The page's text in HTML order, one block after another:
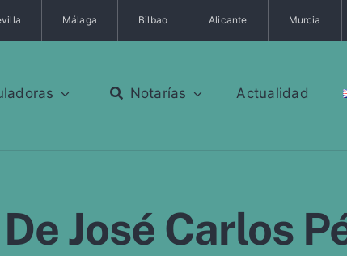
Málaga Bilbao Alicante Murcia
Notarías Actualidad
José Carlos